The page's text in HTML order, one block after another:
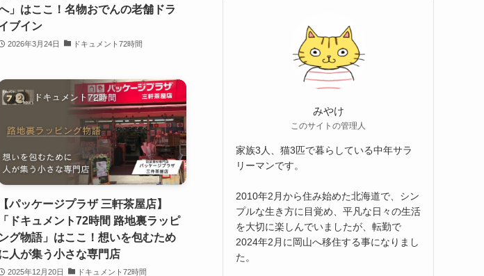
」はここ！名物おでんの老舗ドラ
ブイン
2026年3月24日 ドキュメント72時間
【パッケージプラザ 三軒茶屋店】
「ドキュメント72時間 路地裏ラッピ
ング物語」はここ！想いを包むため
人が集う小さな専門店
2025年12月20日 ドキュメント72時間
みやけ
このサイトの管理人
家族3人、猫3匹で暮らしている中年サラ
リーマンです。
2010年2月から住み始めた北海道で、シン
プルな生き方に目覚め、平凡な日々の生活
を大切に楽しんでいましたが、転勤で
2024年2月に岡山へ移住する事になりまし
た。